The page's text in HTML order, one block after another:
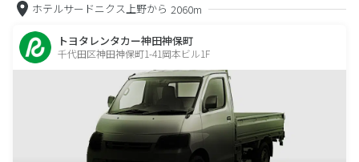
ホテルサードニクス上野から 2060m
トヨタレンタカー神田神保町
千代田区神田神保町1-41岡本ビル1F